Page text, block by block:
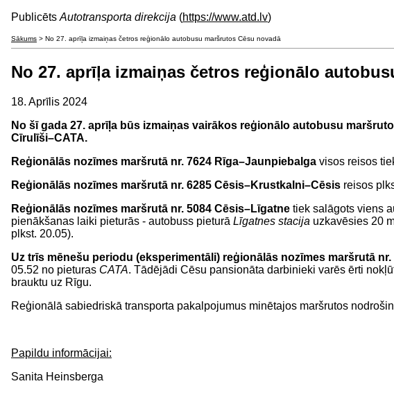
Publicēts Autotransporta direkcija (https://www.atd.lv)
Sākums > No 27. aprīļa izmaiņas četros reģionālo autobusu maršrutos Cēsu novadā
No 27. aprīļa izmaiņas četros reģionālo
18. Aprīlis 2024
No šī gada 27. aprīļa būs izmaiņas vairākos reģionālo autobusu
Cīrulīši–CATA.
Reģionālās nozīmes maršrutā nr. 7624 Rīga–Jaunpiebalga visos reisos
Reģionālās nozīmes maršrutā nr. 6285 Cēsis–Krustkalni–Cēsis reisos
Reģionālās nozīmes maršrutā nr. 5084 Cēsis–Līgatne tiek salāgots viens
pienākšanas laiki pieturās - autobuss pieturā Līgatnes stacija uzkavēsies 20
plkst. 20.05).
Uz trīs mēnešu periodu (eksperimentāli) reģionālās nozīmes maršrutā
05.52 no pieturas CATA. Tādējādi Cēsu pansionāta darbinieki varēs ērti
brauktu uz Rīgu.
Reģionālā sabiedriskā transporta pakalpojumus minētajos maršrutos
Papildu informācijai:
Sanita Heinsberga